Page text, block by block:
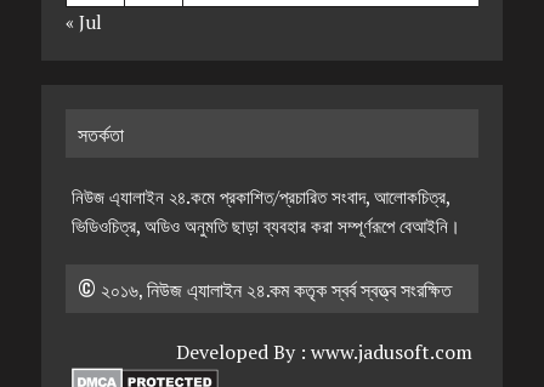
« Jul
সতর্কতা
নিউজ এ্যালাইন ২৪.কমে প্রকাশিত/প্রচারিত সংবাদ, আলোকচিত্র,
ভিডিওচিত্র, অডিও অনুমতি ছাড়া ব্যবহার করা সম্পূর্ণরূপে বেআইনি।
© ২০১৬, নিউজ এ্যালাইন ২৪.কম কতৃক স্বর্ব স্বত্ত্ব সংরক্ষিত
Developed By :www.jadusoft.com